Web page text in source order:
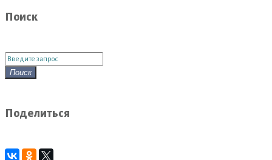
Поиск
Поиск
для:
Поиск
Поделиться